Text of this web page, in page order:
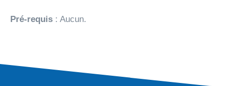
Pré-requis : Aucun.